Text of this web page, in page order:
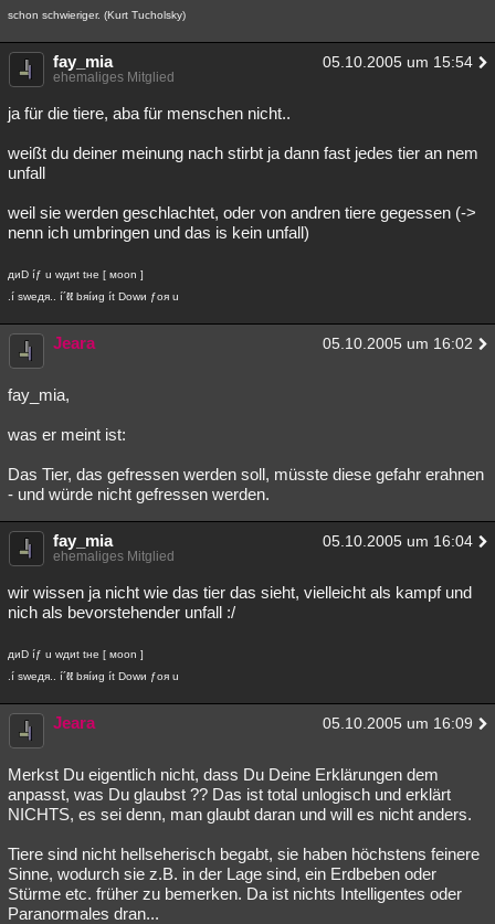
schon schwieriger. (Kurt Tucholsky)
fay_mia 05.10.2005 um 15:54
ehemaliges Mitglied
ja für die tiere, aba für menschen nicht..
weißt du deiner meinung nach stirbt ja dann fast jedes tier an nem
unfall
weil sie werden geschlachtet, oder von andren tiere gegessen (->
nenn ich umbringen und das is kein unfall)
диD íƒ u wдиt tнe [ мoon ]
.í sweдя.. í´ℓℓ bяíиg ít Dowи ƒoя u
Jeara 05.10.2005 um 16:02
fay_mia,
was er meint ist:
Das Tier, das gefressen werden soll, müsste diese gefahr erahnen
- und würde nicht gefressen werden.
fay_mia 05.10.2005 um 16:04
ehemaliges Mitglied
wir wissen ja nicht wie das tier das sieht, vielleicht als kampf und
nich als bevorstehender unfall :/
диD íƒ u wдиt tнe [ мoon ]
.í sweдя.. í´ℓℓ bяíиg ít Dowи ƒoя u
Jeara 05.10.2005 um 16:09
Merkst Du eigentlich nicht, dass Du Deine Erklärungen dem
anpasst, was Du glaubst ?? Das ist total unlogisch und erklärt
NICHTS, es sei denn, man glaubt daran und will es nicht anders.
Tiere sind nicht hellseherisch begabt, sie haben höchstens feinere
Sinne, wodurch sie z.B. in der Lage sind, ein Erdbeben oder
Stürme etc. früher zu bemerken. Da ist nichts Intelligentes oder
Paranormales dran...